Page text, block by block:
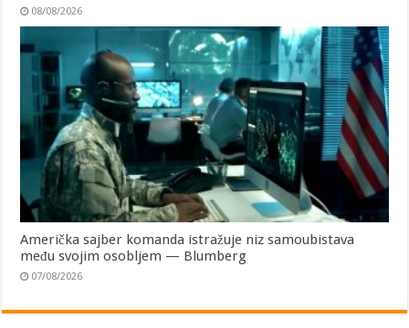
08/08/2026
Američka sajber komanda istražuje niz samoubistava
među svojim osobljem — Blumberg
07/08/2026